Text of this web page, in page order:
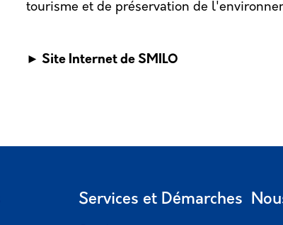
tourisme et de préservation de
► Site Internet de SMILO
Services et Démarches